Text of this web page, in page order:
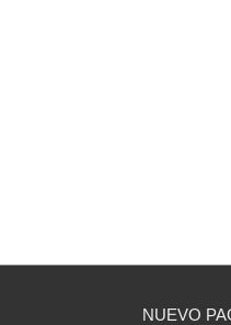
NUEVO